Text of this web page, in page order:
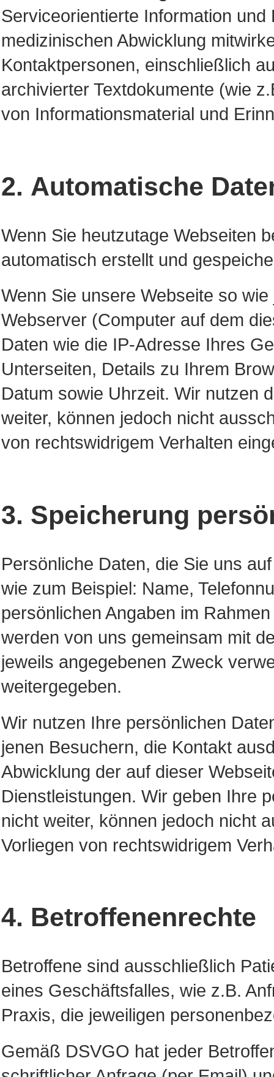
Serviceorientierte Information
medizinischen Abwicklung
Kontaktpersonen, einschließlich
archivierter Textdokumente (wie
von Informationsmaterial und
2. Automatische
Wenn Sie heutzutage Webseiten
automatisch erstellt und
Wenn Sie unsere Webseite so
Webserver (Computer auf dem
Daten wie die IP-Adresse Ihres
Unterseiten, Details zu Ihrem
Datum sowie Uhrzeit. Wir nutzen
weiter, können jedoch nicht
von rechtswidrigem Verhalten
3. Speicherung
Persönliche Daten, die Sie uns
wie zum Beispiel: Name,
persönlichen Angaben im
werden von uns gemeinsam mit
jeweils angegebenen Zweck
weitergegeben.
Wir nutzen Ihre persönlichen
jenen Besuchern, die Kontakt
Abwicklung der auf dieser
Dienstleistungen. Wir geben Ihre
nicht weiter, können jedoch nicht
Vorliegen von rechtswidrigem
4. Betroffenenrechte
Betroffene sind ausschließlich
eines Geschäftsfalles, wie z.B.
Praxis, die jeweiligen
Gemäß DSVGO hat jeder